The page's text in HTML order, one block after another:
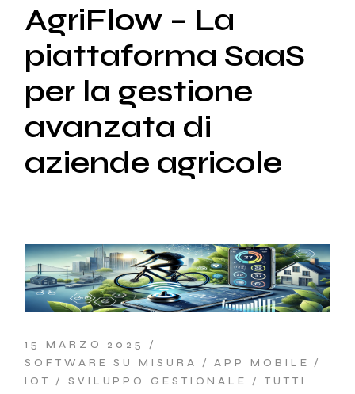
AgriFlow – La
piattaforma SaaS
per la gestione
avanzata di
aziende agricole
15 MARZO 2025
SOFTWARE SU MISURA
APP MOBILE
IOT
SVILUPPO GESTIONALE TUTTI